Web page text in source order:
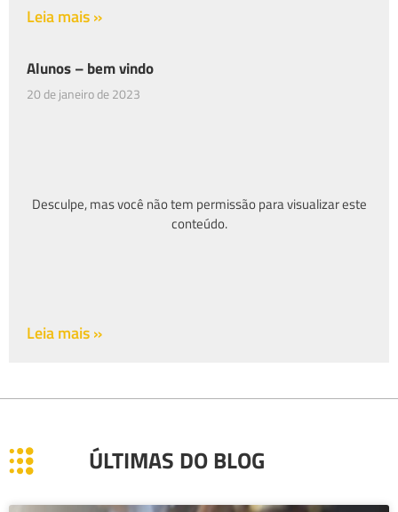
Leia mais »
Alunos – bem vindo
20 de janeiro de 2023
Desculpe, mas você não tem permissão para visualizar este
conteúdo.
Leia mais »
ÚLTIMAS DO BLOG